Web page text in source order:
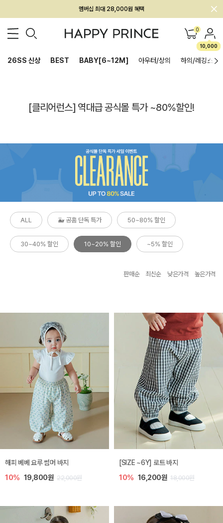
회원전용 아울렛, 가입하면 ~60% 할인!
멤버십 최대 28,000원 혜택 0
10,000
26SS 신상 BEST BABY[6~12M] 아우터/상의 하의/레깅스
[클리어런스] 역대급 공식몰 특가 ~80%할인!
ALL 🐳 공홈 단독 특가 50~80% 할인
30~40% 할인 10~20% 할인 ~5% 할인
판매순 최신순 낮은가격 높은가격
해피 베베 요루 썸머 바지
10% 19,800원 22,000원
[SIZE ~6Y] 로트 바지
10% 16,200원 18,000원